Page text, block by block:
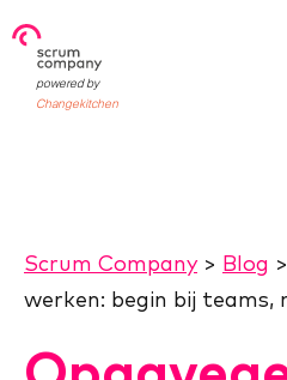
powered by
Changekitchen
Scrum Company> Blog >
werken: begin bij teams,